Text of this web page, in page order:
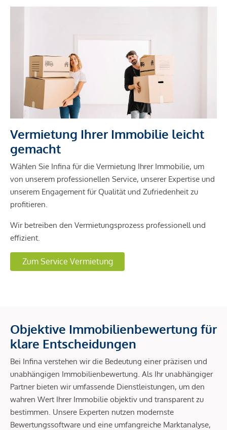
Vermietung Ihrer Immobilie leicht
gemacht
Wählen Sie Infina für die Vermietung Ihrer Immobilie, um
von unserem professionellen Service, unserer Expertise und
unserem Engagement für Qualität und Zufriedenheit zu
profitieren.
Wir betreiben den Vermietungsprozess professionell und
effizient.
Zum Service Vermietung
Objektive Immobilienbewertung für
klare Entscheidungen
Bei Infina verstehen wir die Bedeutung einer präzisen und
unabhängigen Immobilienbewertung. Als Ihr unabhängiger
Partner bieten wir umfassende Dienstleistungen, um den
wahren Wert Ihrer Immobilie objektiv und transparent zu
bestimmen. Unsere Experten nutzen modernste
Bewertungssoftware und eine umfangreiche Marktanalyse,